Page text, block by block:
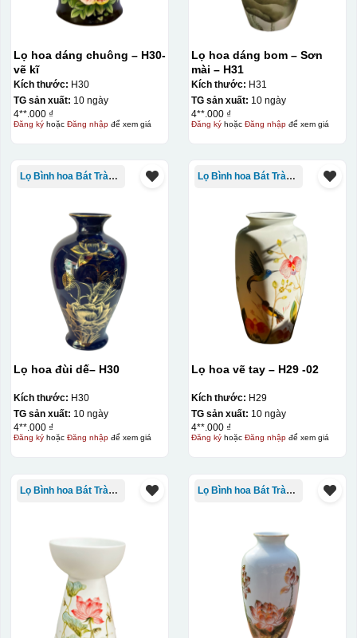
Lọ hoa dáng chuông – H30-
vẽ kĩ
Kích thước: H30
TG sản xuất: 10 ngày
4**.000 ₫
Đăng kýhoặc Đăng nhậpđể xem giá
Lọ hoa dáng bom – Sơn
mài – H31
Kích thước: H31
TG sản xuất: 10 ngày
4**.000 ₫
Đăng kýhoặc Đăng nhậpđể xem giá
Lọ Bình hoa Bát Tràng in logo
Lọ hoa đùi dế– H30
Kích thước: H30
TG sản xuất: 10 ngày
4**.000 ₫
Đăng kýhoặc Đăng nhậpđể xem giá
Lọ Bình hoa Bát Tràng in logo
Lọ hoa vẽ tay – H29 -02
Kích thước: H29
TG sản xuất: 10 ngày
4**.000 ₫
Đăng kýhoặc Đăng nhậpđể xem giá
Lọ Bình hoa Bát Tràng in logo Lọ Bình hoa Bát Tràng in logo